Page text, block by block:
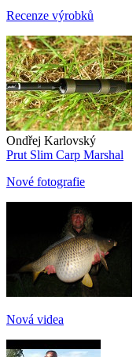
Recenze výrobků
Ondřej Karlovský
Prut Slim Carp Marshal
Nové fotografie
Nová videa